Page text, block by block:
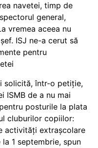
navetei, timp de
general,
vremea aceea nu
ISJ ne-a cerut să
pentru
solicită, într-o petiție,
ISMB de a nu mai
posturile la plata
cluburilor copiilor:
activități extrașcolare
1 septembrie, spun